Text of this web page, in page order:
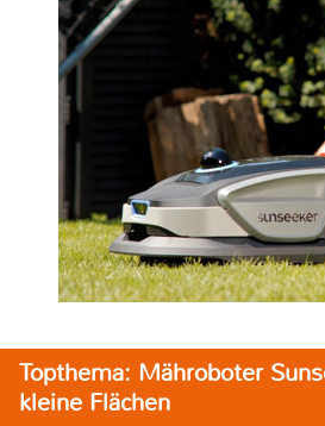
Topthema: Mähroboter
kleine Flächen